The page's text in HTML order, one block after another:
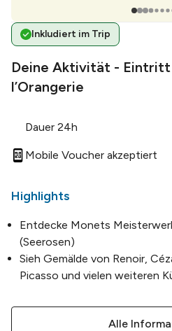
Inkludiert im Trip
Deine Aktivität - Eintritt
l’Orangerie
Dauer 24h
Mobile Voucher akzeptiert
Highlights
Entdecke Monets
(Seerosen)
Sieh Gemälde von Renoir,
Picasso und vielen weiteren
Alle